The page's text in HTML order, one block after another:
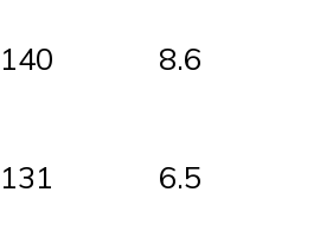
140 8.6
131 6.5